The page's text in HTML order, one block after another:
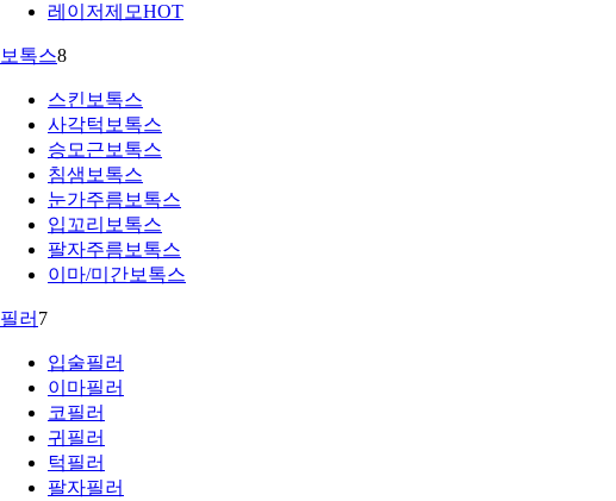
레이저제모HOT
보톡스8
스킨보톡스
사각턱보톡스
승모근보톡스
침샘보톡스
눈가주름보톡스
입꼬리보톡스
팔자주름보톡스
이마/미간보톡스
필러 7
입술필러
이마필러
코필러
귀필러
턱필러
팔자필러